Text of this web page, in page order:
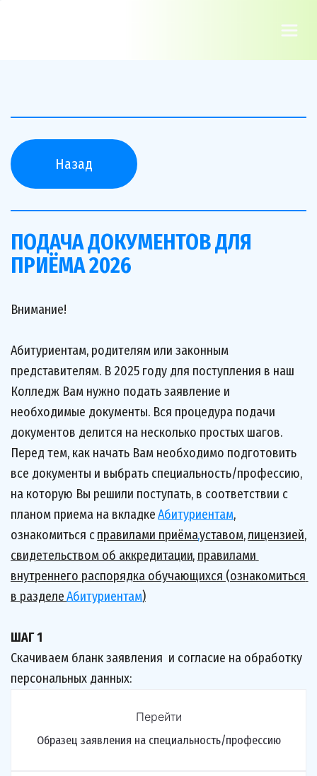
Назад
ПОДАЧА ДОКУМЕНТОВ ДЛЯ
ПРИЁМА 2026
Внимание!
Абитуриентам, родителям или законным
представителям. В 2025 году для поступления в наш
Колледж Вам нужно подать заявление и
необходимые документы. Вся процедура подачи
документов делится на несколько простых шагов.
Перед тем, как начать Вам необходимо подготовить
все документы и выбрать специальность/профессию,
на которую Вы решили поступать, в соответствии с
планом приема на вкладке Абитуриентам,
ознакомиться справилами приёма,уставом, лицензией,
свидетельством об аккредитации, правилами
внутреннего распорядка обучающихся (ознакомиться
в разделе Абитуриентам)
ШАГ 1
Скачиваем бланк заявления  и согласие на обработку
персональных данных:
Перейти
Образец заявления на специальность/профессию